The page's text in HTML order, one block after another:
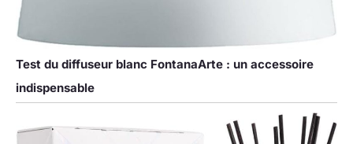
Test du diffuseur blanc FontanaArte : un accessoire
indispensable